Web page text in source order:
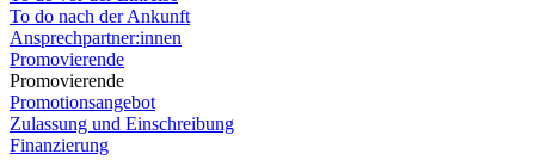
To do nach der Ankunft
Ansprechpartner:innen
Promovierende
Promovierende
Promotionsangebot
Zulassung und Einschreibung
Finanzierung